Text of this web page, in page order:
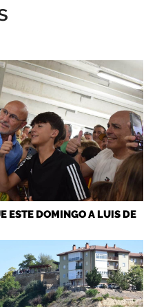
ESTE DOMINGO A LUIS DE